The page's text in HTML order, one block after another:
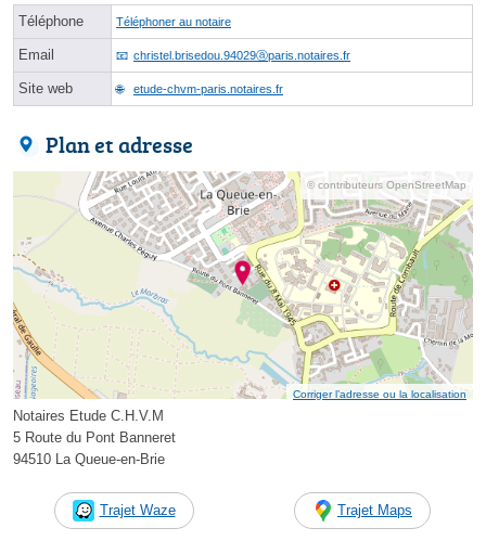
Téléphone Téléphoner au notaire
Email christel.brisedou.94029ⓐparis.notaires.fr
Site web etude-chvm-paris.notaires.fr
Plan et adresse
© contributeurs OpenStreetMap
Corriger l’adresse ou la localisation
Notaires Etude C.H.V.M
5 Route du Pont Banneret
94510 La Queue-en-Brie
Trajet Waze Trajet Maps